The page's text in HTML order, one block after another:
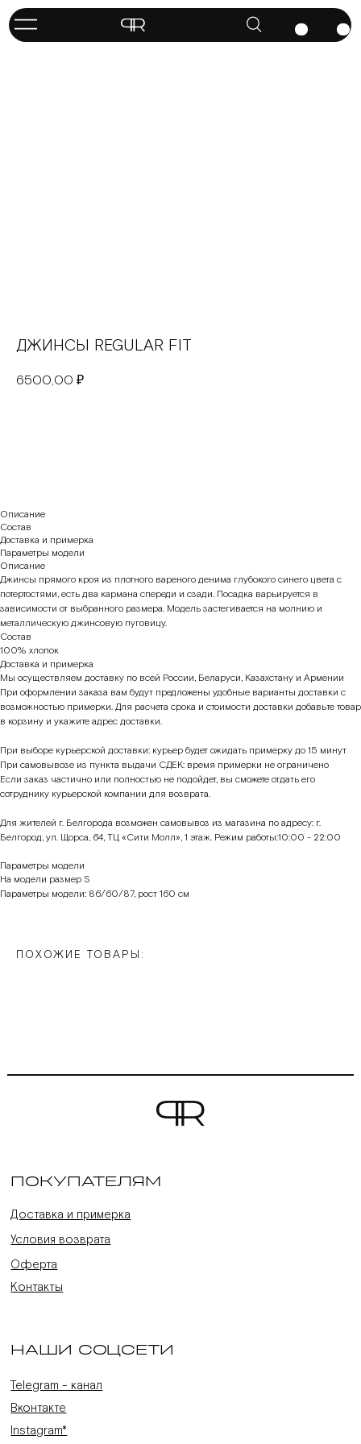
ДЖИНСЫ REGULAR FIT
6500,00 ₽
Описание
Состав
Доставка и примерка
Параметры модели
Описание
Джинсы прямого кроя из плотного вареного денима глубокого синего цвета с
потертостями, есть два кармана спереди и сзади. Посадка варьируется в
зависимости от выбранного размера. Модель застегивается на молнию и
металлическую джинсовую пуговицу.
Состав
100% хлопок
Доставка и примерка
Мы осуществляем доставку по всей России, Беларуси, Казахстану и Армении
При оформлении заказа вам будут предложены удобные варианты доставки с
возможностью примерки. Для расчета срока и стоимости доставки добавьте товар
в корзину и укажите адрес доставки.
При выборе курьерской доставки: курьер будет ожидать примерку до 15 минут
При самовывозе из пункта выдачи СДЕК: время примерки не ограничено
Если заказ частично или полностью не подойдет, вы сможете отдать его
сотруднику курьерской компании для возврата.
Для жителей г. Белгорода возможен самовывоз из магазина по адресу: г.
Белгород, ул. Щорса, 64, ТЦ «Сити Молл», 1 этаж. Режим работы:10:00 - 22:00
Параметры модели
На модели размер S
Параметры модели: 86/60/87, рост 160 см
ПОХОЖИЕ ТОВАРЫ:
ПОКУПАТЕЛЯМ
НАШИ СОЦСЕТИ
Telegram - канал
Вконтакте
Instagram*
Доставка и примерка
Условия возврата
Оферта
Контакты